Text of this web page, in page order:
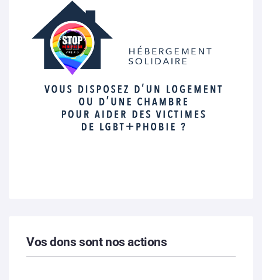
Vos dons sont nos actions